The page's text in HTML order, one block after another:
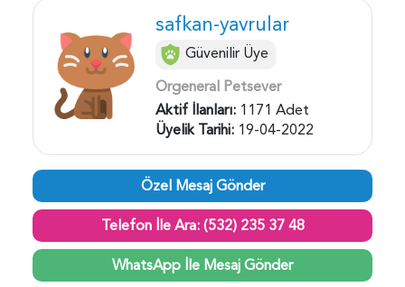
safkan-yavrular
Güvenilir Üye
Orgeneral Petsever
Aktif İlanları: 1171 Adet
Üyelik Tarihi: 19-04-2022
Özel Mesaj Gönder
Telefon İle Ara: (532) 235 37 48
WhatsApp İle Mesaj Gönder